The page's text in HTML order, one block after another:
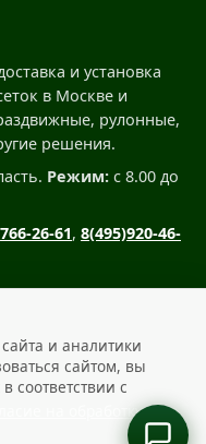
и установка
в Москве и
рулонные,
решения.
Режим: с 8.00 до
26-61, 8(495)920-46-
на обработку ПДн
и аналитики
сайтом, вы
соответствии с